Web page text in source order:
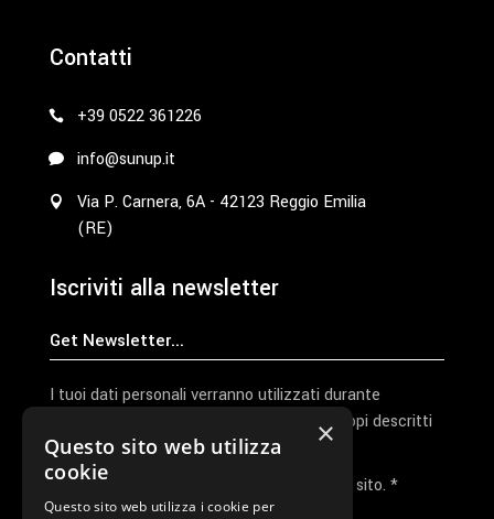
Contatti
+39 0522 361226
info@sunup.it
Via P. Carnera, 6A - 42123 Reggio Emilia
(RE)
Iscriviti alla newsletter
I tuoi dati personali verranno utilizzati durante
l'elaborazione della richiesta e per altri scopi descritti
nella nostraprivacy policy
Ho letto e accetto la privacy policy del sito. *
×
Questo sito web utilizza
cookie
Questo sito web utilizza i cookie per